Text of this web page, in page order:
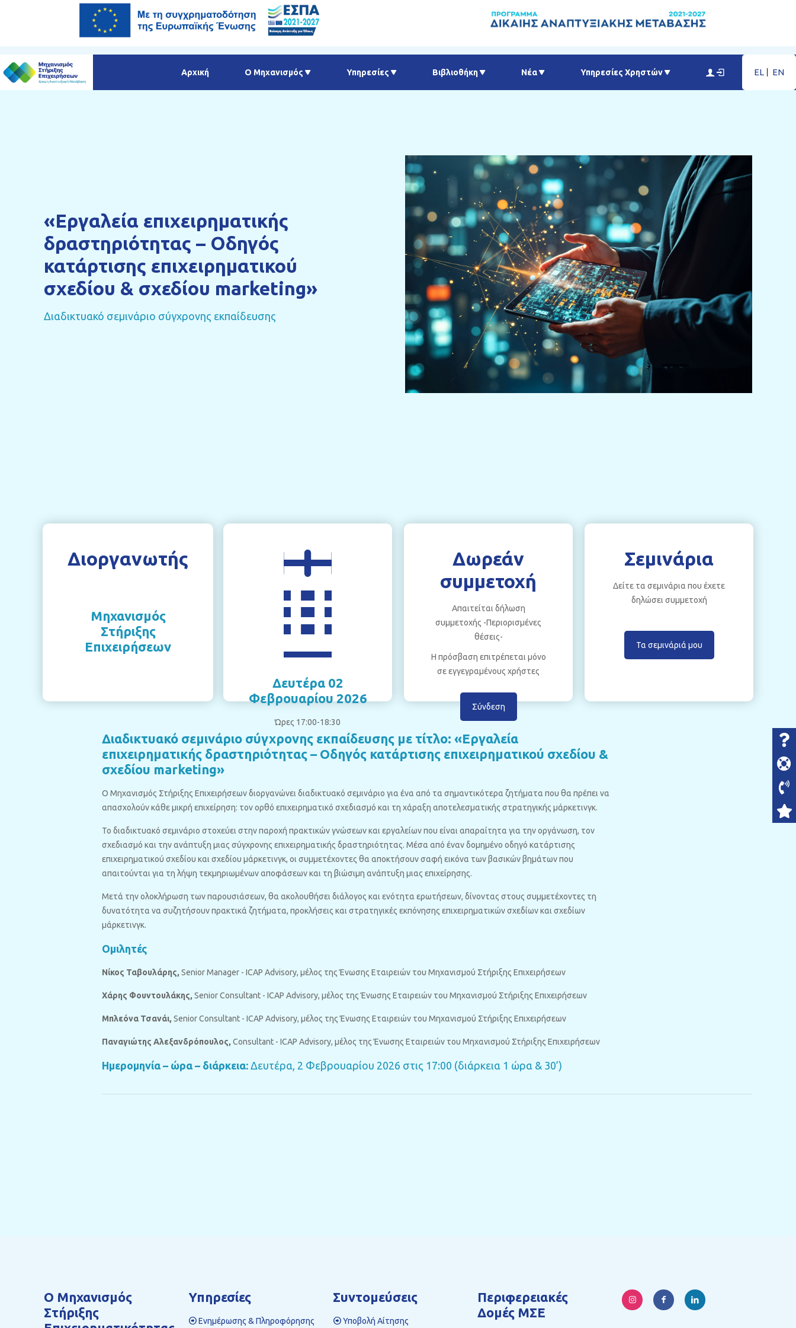
Αρχική Ο Μηχανισμός Υπηρεσίες Βιβλιοθήκη Νέα Υπηρεσίες Χρηστών EL EN
«Εργαλεία επιχειρηματικής
δραστηριότητας – Οδηγός
κατάρτισης επιχειρηματικού
σχεδίου & σχεδίου marketing»
Διαδικτυακό σεμινάριο σύγχρονης εκπαίδευσης
Διοργανωτής
Μηχανισμός
Στήριξης
Επιχειρήσεων
Δευτέρα 02
Φεβρουαρίου 2026
Ώρες 17:00-18:30
Δωρεάν
συμμετοχή
Απαιτείται δήλωση
συμμετοχής -Περιορισμένες
θέσεις-
Η πρόσβαση επιτρέπεται μόνο
σε εγγεγραμένους χρήστες
Σύνδεση
Σεμινάρια
Δείτε τα σεμινάρια που έχετε
δηλώσει συμμετοχή
Τα σεμινάριά μου
Διαδικτυακό σεμινάριο σύγχρονης εκπαίδευσης με τίτλο: «Εργαλεία
επιχειρηματικής δραστηριότητας – Οδηγός κατάρτισης επιχειρηματικού σχεδίου &
σχεδίου marketing»
Ο Μηχανισμός Στήριξης Επιχειρήσεων διοργανώνει διαδικτυακό σεμινάριο για ένα από τα σημαντικότερα ζητήματα που θα πρέπει να
απασχολούν κάθε μικρή επιχείρηση: τον ορθό επιχειρηματικό σχεδιασμό και τη χάραξη αποτελεσματικής στρατηγικής μάρκετινγκ.
Το διαδικτυακό σεμινάριο στοχεύει στην παροχή πρακτικών γνώσεων και εργαλείων που είναι απαραίτητα για την οργάνωση, τον
σχεδιασμό και την ανάπτυξη μιας σύγχρονης επιχειρηματικής δραστηριότητας. Μέσα από έναν δομημένο οδηγό κατάρτισης
επιχειρηματικού σχεδίου και σχεδίου μάρκετινγκ, οι συμμετέχοντες θα αποκτήσουν σαφή εικόνα των βασικών βημάτων που
απαιτούνται για τη λήψη τεκμηριωμένων αποφάσεων και τη βιώσιμη ανάπτυξη μιας επιχείρησης.
Μετά την ολοκλήρωση των παρουσιάσεων, θα ακολουθήσει διάλογος και ενότητα ερωτήσεων, δίνοντας στους συμμετέχοντες τη
δυνατότητα να συζητήσουν πρακτικά ζητήματα, προκλήσεις και στρατηγικές εκπόνησης επιχειρηματικών σχεδίων και σχεδίων
μάρκετινγκ.
Ομιλητές
Νίκος Ταβουλάρης, Senior Manager - ICAP Advisory, μέλος της Ένωσης Εταιρειών του Μηχανισμού Στήριξης Επιχειρήσεων
Χάρης Φουντουλάκης, Senior Consultant - ICAP Advisory, μέλος της Ένωσης Εταιρειών του Μηχανισμού Στήριξης Επιχειρήσεων
Μπλεόνα Τσανάι, Senior Consultant - ICAP Advisory, μέλος της Ένωσης Εταιρειών του Μηχανισμού Στήριξης Επιχειρήσεων
Παναγιώτης Αλεξανδρόπουλος, Consultant - ICAP Advisory, μέλος της Ένωσης Εταιρειών του Μηχανισμού Στήριξης Επιχειρήσεων
Ημερομηνία – ώρα – διάρκεια:Δευτέρα, 2 Φεβρουαρίου 2026 στις 17:00 (διάρκεια 1 ώρα & 30’)
Ο Mηχανισμός
Στήριξης
Υπηρεσίες
Ενημέρωσης & Πληροφόρησης
Συντομεύσεις
Υποβολή Αίτησης
Περιφερειακές
Δομές ΜΣΕ